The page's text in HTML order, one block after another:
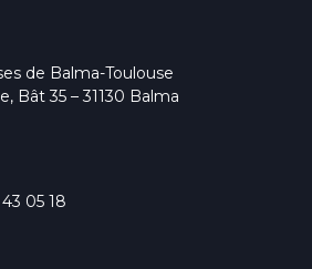
de Balma-Toulouse
Bât 35 – 31130 Balma
05 18